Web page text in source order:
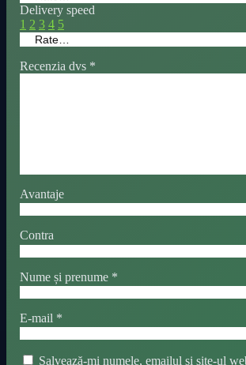
Delivery speed
1 2 3 4 5
Recenzia dvs *
Avantaje
Contra
Nume și prenume *
E-mail *
Salvează-mi numele, emailul și site-ul